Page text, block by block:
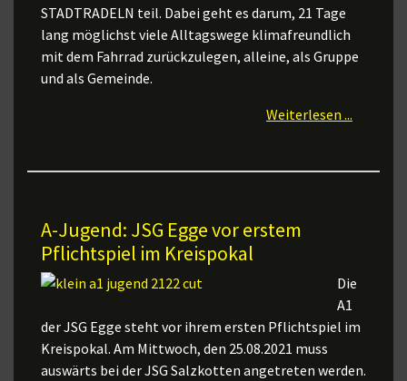
STADTRADELN teil. Dabei geht es darum, 21 Tage
lang möglichst viele Alltagswege klimafreundlich
mit dem Fahrrad zurückzulegen, alleine, als Gruppe
und als Gemeinde.
Weiterlesen ...
A-Jugend: JSG Egge vor erstem
Pflichtspiel im Kreispokal
Die
A1
der JSG Egge steht vor ihrem ersten Pflichtspiel im
Kreispokal. Am Mittwoch, den 25.08.2021 muss
auswärts bei der JSG Salzkotten angetreten werden.